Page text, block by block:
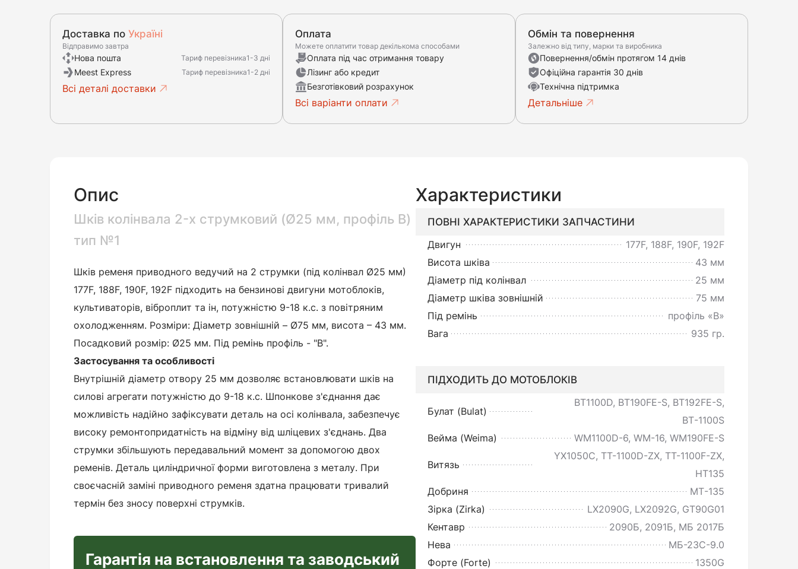
Доставка по Україні
Відправимо завтра
Нова пошта Тариф перевізника1-3 дні
Meest Express Тариф перевізника1-2 дні
Всі деталі доставки
Оплата
Можете оплатити товар декількома способами
Оплата під час отримання товару
Лізинг або кредит
Безготівковий розрахунок
Всі варіанти оплати
Обмін та повернення
Залежно від типу, марки та виробника
Повернення/обмін протягом 14 днів
Офіційна гарантія 30 днів
Технічна підтримка
Детальніше
Опис
Шків колінвала 2-х струмковий (Ø25 мм, профіль B)
тип №1
Шків ременя приводного ведучий на 2 струмки (під колінвал Ø25 мм)
177F, 188F, 190F, 192F підходить на бензинові двигуни мотоблоків,
культиваторів, віброплит та ін, потужністю 9-18 к.с. з повітряним
охолодженням. Розміри: Діаметр зовнішній – Ø75 мм, висота – 43 мм.
Посадковий розмір: Ø25 мм. Під ремінь профіль - "В".
Застосування та особливості
Внутрішній діаметр отвору 25 мм дозволяє встановлювати шків на
силові агрегати потужністю до 9-18 к.с. Шпонкове з'єднання дає
можливість надійно зафіксувати деталь на осі колінвала, забезпечує
високу ремонтопридатність на відміну від шліцевих з'єднань. Два
струмки збільшують передавальний момент за допомогою двох
ременів. Деталь циліндричної форми виготовлена з металу. При
своєчасній заміні приводного ременя здатна працювати тривалий
термін без зносу поверхні струмків.
Гарантія на встановлення та заводський
Характеристики
ПОВНІ ХАРАКТЕРИСТИКИ ЗАПЧАСТИНИ
Двигун
177F, 188F, 190F, 192F
Висота шківа
43 мм
Діаметр під колінвал
25 мм
Діаметр шківа зовнішній
75 мм
Під ремінь
профіль «B»
Вага
935 гр.
ПІДХОДИТЬ ДО МОТОБЛОКІВ
Булат (Bulat)
BT1100D, BT190FE-S, BT192FE-S,
ВТ-1100S
Вейма (Weima)
WM1100D-6, WM-16, WM190FE-S
Витязь
YX1050C, TT-1100D-ZX, TT-1100F-ZX,
HT135
Добриня
МТ-135
Зірка (Zirka)
LX2090G, LX2092G, GT90G01
Кентавр
2090Б, 2091Б, МБ 2017Б
Нева
МБ-23С-9.0
Форте (Forte)
1350G